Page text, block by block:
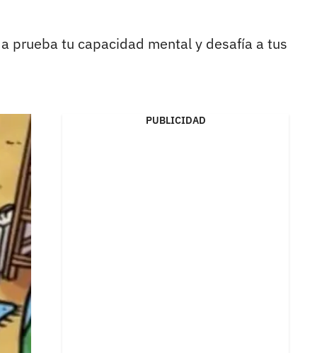
prueba tu capacidad mental y desafía a tus
PUBLICIDAD